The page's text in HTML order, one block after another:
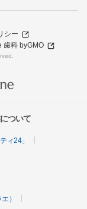
シー
歯科 byGMO
ついて
ィ24」
）